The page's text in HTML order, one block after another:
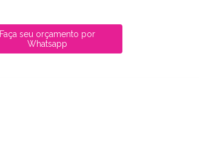
Faça seu orçamento por
Whatsapp